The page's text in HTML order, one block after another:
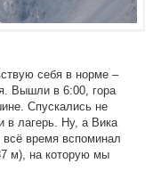
себя в норме –
Вышли в 6:00, гора
Спускались не
в лагерь. Ну, а Вика
время вспоминал
м), на которую мы